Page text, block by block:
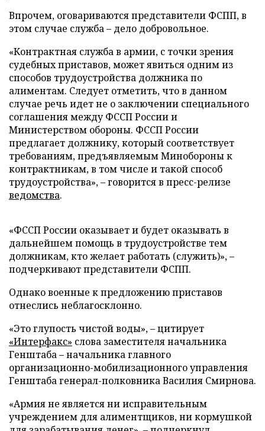
Впрочем, оговариваются представители ФСПП, в
этом случае служба – дело добровольное.
«Контрактная служба в армии, с точки зрения
судебных приставов, может явиться одним из
способов трудоустройства должника по
алиментам. Следует отметить, что в данном
случае речь идет не о заключении специального
соглашения между ФССП России и
Министерством обороны. ФССП России
предлагает должнику, который соответствует
требованиям, предъявляемым Минобороны к
контрактникам, в том числе и такой способ
трудоустройства», – говорится в пресс-релизе
ведомства.
«ФССП России оказывает и будет оказывать в
дальнейшем помощь в трудоустройстве тем
должникам, кто желает работать (служить)», –
подчеркивают представители ФСПП.
Однако военные к предложению приставов
отнеслись неблагосклонно.
«Это глупость чистой воды», – цитирует
«Интерфакс» слова заместителя начальника
Генштаба – начальника главного
организационно-мобилизационного управления
Генштаба генерал-полковника Василия Смирнова.
«Армия не является ни исправительным
учреждением для алиментщиков, ни кормушкой